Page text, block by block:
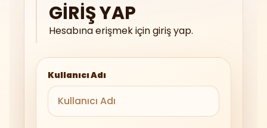
GIRIŞ YAP
Hesabına erişmek için giriş yap.
Kullanıcı Adı